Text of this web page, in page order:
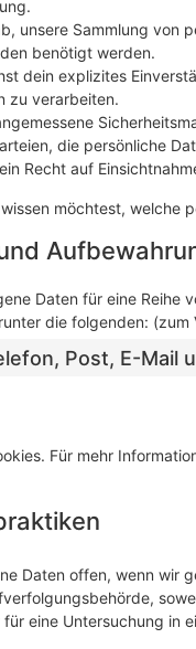
unsere Sammlung von
benötigt werden.
dein explizites
zu verarbeiten.
die persönliche
Recht auf
möchtest, welche
Daten für eine Reihe
die folgenden: (zum
Post, E-Mail
Für mehr
Daten offen, wenn wir
eine Untersuchung in